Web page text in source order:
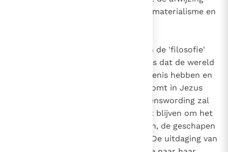
van iedere vorm van relativisme, materialisme en
De fundamentele overtuiging van de 'filosofie'
die in de bijbel wordt gevonden, is dat de wereld
en het menselijk leven een betekenis hebben en
uitzien naar hun vervulling, die komt in Jezus
Christus. Het mysterie van de menswording zal
altijd het centrale referentiepunt blijven om het
raadsel van het menselijk bestaan, de geschapen
wereld en God zelf te begrijpen. De uitdaging van